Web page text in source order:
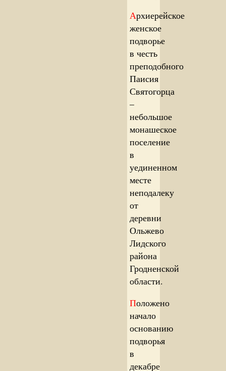
Архиерейское
женское
подворье
в честь
преподобного
Паисия
Святогорца
–
небольшое
монашеское
поселение
в
уединенном
месте
неподалеку
от
деревни
Ольжево
Лидского
района
Гродненской
области.
Положено
начало
основанию
подворья
в
декабре